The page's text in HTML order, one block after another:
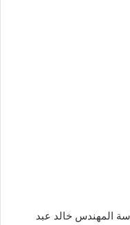
المهندس خالد عبد